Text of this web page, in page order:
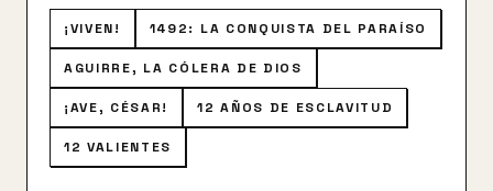
¡VIVEN! 1492: LA CONQUISTA DEL PARAÍSO
AGUIRRE, LA CÓLERA DE DIOS
¡AVE, CÉSAR! 12 AÑOS DE ESCLAVITUD
12 VALIENTES